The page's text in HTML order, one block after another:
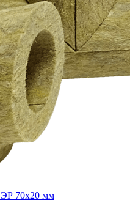
70х20 мм